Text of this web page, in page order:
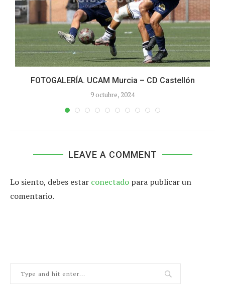
FOTOGALERÍA. UCAM Murcia – CD Castellón
9 octubre, 2024
LEAVE A COMMENT
Lo siento, debes estar conectado para publicar un
comentario.